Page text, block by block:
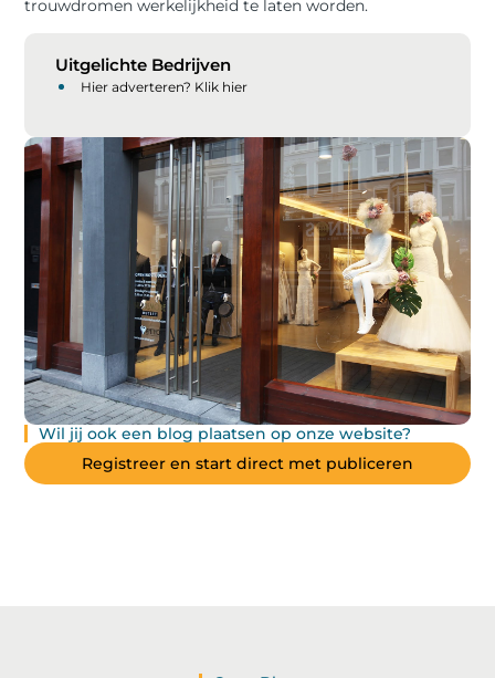
trouwdromen werkelijkheid te laten worden.
Uitgelichte Bedrijven
Hier adverteren? Klik hier
Wil jij ook een blog plaatsen op onze website?
Registreer en start direct met publiceren